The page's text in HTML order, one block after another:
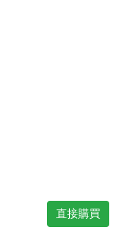
直接購買